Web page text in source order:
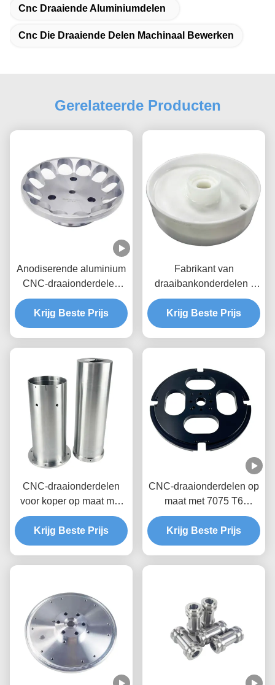
Cnc Draaiende Aluminiumdelen
Cnc Die Draaiende Delen Machinaal Bewerken
Gerelateerde Producten
Anodiserende aluminium
CNC-draaionderdelen
Bewerking Custom 5 Axis
Cnc-frees
Krijg Beste Prijs
Fabrikant van
draaibankonderdelen |
Precisie draaiende
messing onderdelen en
aluminium onderdelen
Krijg Beste Prijs
CNC-draaionderdelen
voor koper op maat met
OEM/ODM-diensten
Krijg Beste Prijs
CNC-draaionderdelen op
maat met 7075 T6
aluminium en tolerantie
+/- 0,01-0,005 mm voor
metalen
Krijg Beste Prijs